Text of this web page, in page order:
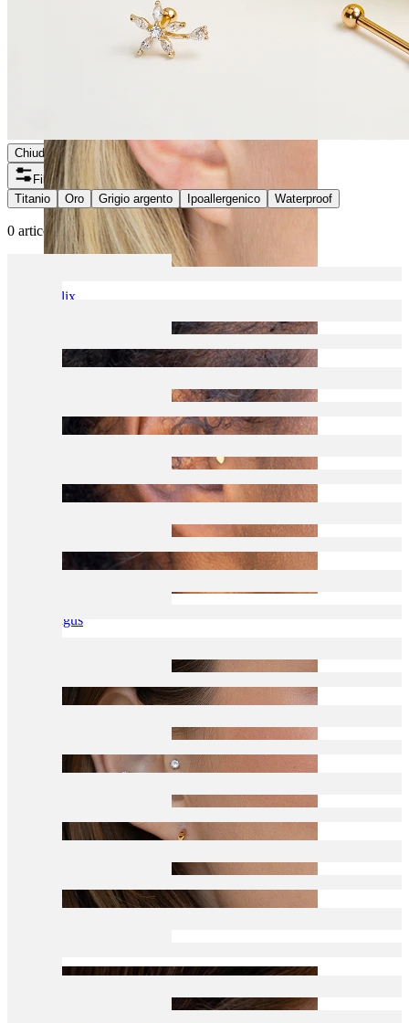
Helix
Tragus
Chiudi
Filtri
Titanio
Oro Grigio argento Ipoallergenico Waterproof
0 articoli trovati